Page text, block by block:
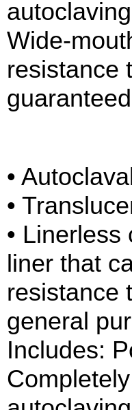
Wide-
resistance
•
•
•
liner that
resistance
general
Includes: